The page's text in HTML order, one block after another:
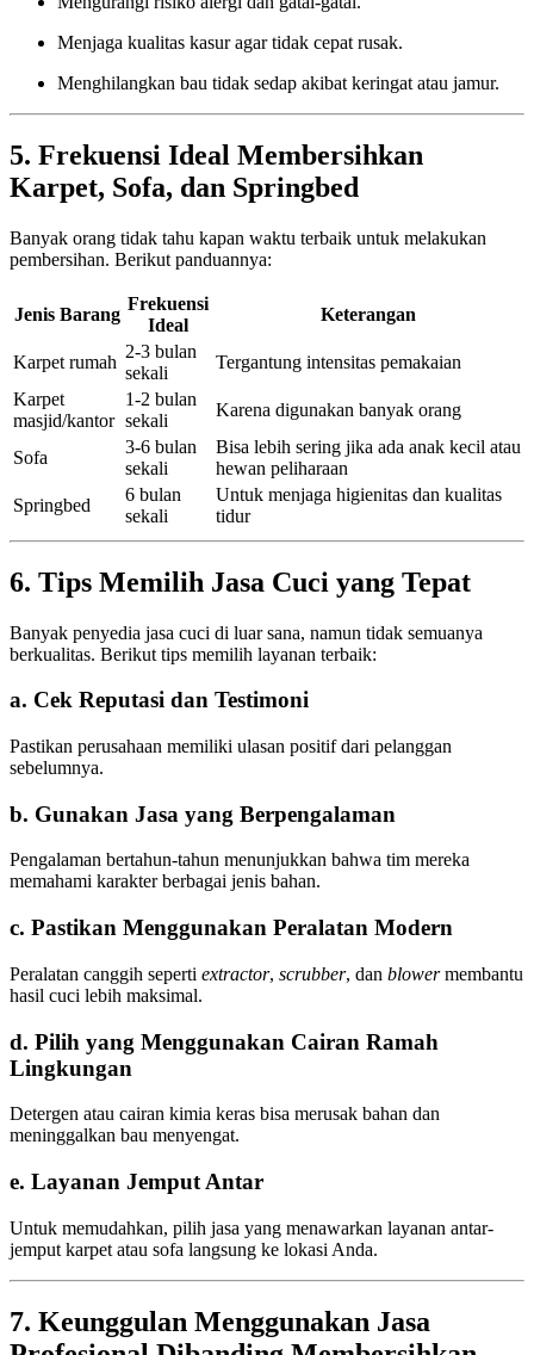
Menjaga kualitas kasur agar tidak cepat rusak.
Menghilangkan bau tidak sedap akibat keringat atau jamur.
5. Frekuensi Ideal Membersihkan
Karpet, Sofa, dan Springbed
Banyak orang tidak tahu kapan waktu terbaik untuk melakukan
pembersihan. Berikut panduannya:
Jenis Barang
Frekuensi
Ideal
Keterangan
Karpet rumah
2-3 bulan
sekali
Tergantung intensitas pemakaian
Karpet
masjid/kantor
1-2 bulan
sekali
Karena digunakan banyak orang
Sofa
3-6 bulan
sekali
Bisa lebih sering jika ada anak kecil atau
hewan peliharaan
Springbed
6 bulan
sekali
Untuk menjaga higienitas dan kualitas
tidur
6. Tips Memilih Jasa Cuci yang Tepat
Banyak penyedia jasa cuci di luar sana, namun tidak semuanya
berkualitas. Berikut tips memilih layanan terbaik:
a. Cek Reputasi dan Testimoni
Pastikan perusahaan memiliki ulasan positif dari pelanggan
sebelumnya.
b. Gunakan Jasa yang Berpengalaman
Pengalaman bertahun-tahun menunjukkan bahwa tim mereka
memahami karakter berbagai jenis bahan.
c. Pastikan Menggunakan Peralatan Modern
Peralatan canggih seperti extractor, scrubber, dan blowermembantu
hasil cuci lebih maksimal.
d. Pilih yang Menggunakan Cairan Ramah
Lingkungan
Detergen atau cairan kimia keras bisa merusak bahan dan
meninggalkan bau menyengat.
e. Layanan Jemput Antar
Untuk memudahkan, pilih jasa yang menawarkan layanan antar-
jemput karpet atau sofa langsung ke lokasi Anda.
7. Keunggulan Menggunakan Jasa